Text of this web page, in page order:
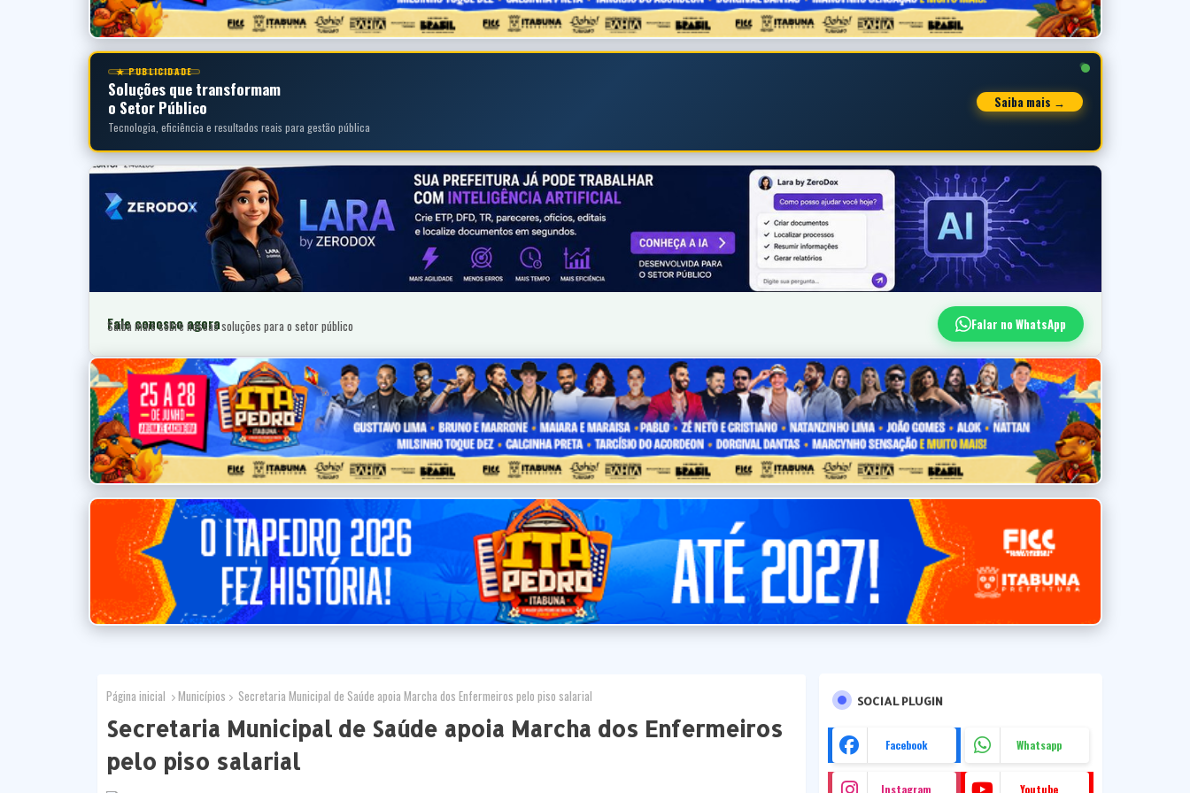
★ PUBLICIDADE
Soluções que transformam
o Setor Público
Tecnologia, eficiência e resultados reais para gestão pública
Saiba mais →
Fale conosco agora
Saiba mais sobre nossas soluções para o setor público Falar no WhatsApp
Página inicial Municípios Secretaria Municipal de Saúde apoia Marcha dos Enfermeiros pelo piso salarial
Secretaria Municipal de Saúde apoia Marcha dos Enfermeiros
pelo piso salarial
SOCIAL PLUGIN
Facebook Whatsapp
Instagram Youtube